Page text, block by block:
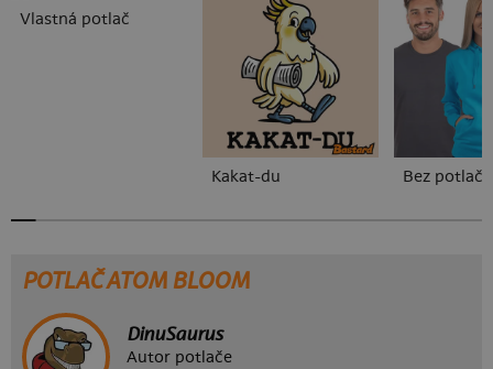
Vlastná potlač
Kakat-du Bez potlače
POTLAČ ATOM BLOOM
DinuSaurus
Autor potlače